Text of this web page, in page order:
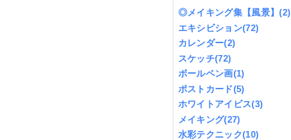
◎メイキング集【風景】(2)
エキシビション(72)
カレンダー(2)
スケッチ(72)
ボールペン画(1)
ポストカード(5)
ホワイトアイビス(3)
メイキング(27)
水彩テクニック(10)